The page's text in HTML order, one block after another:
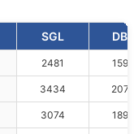
SGL DBL
2481 1595
3434 2078
3074 1897